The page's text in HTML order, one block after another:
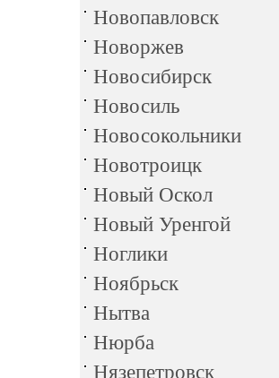
Новопавловск
Новоржев
Новосибирск
Новосиль
Новосокольники
Новотроицк
Новый Оскол
Новый Уренгой
Ноглики
Ноябрьск
Нытва
Нюрба
Нязепетровск